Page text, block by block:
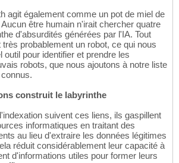
agit également comme un pot de miel de
être humain n'irait chercher quatre
d'absurdités générées par l'IA. Tout
probablement un robot, ce qui nous
outil pour identifier et prendre les
robots, que nous ajoutons à notre liste
construit le labyrinthe
suivent ces liens, ils gaspillent
informatiques en traitant des
au lieu d'extraire les données légitimes
réduit considérablement leur capacité à
d'informations utiles pour former leurs